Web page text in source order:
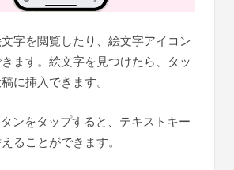
字を閲覧したり、絵文字アイコン
ます。絵文字を見つけたら、タッ
に挿入できます。
ンをタップすると、テキストキー
ることができます。